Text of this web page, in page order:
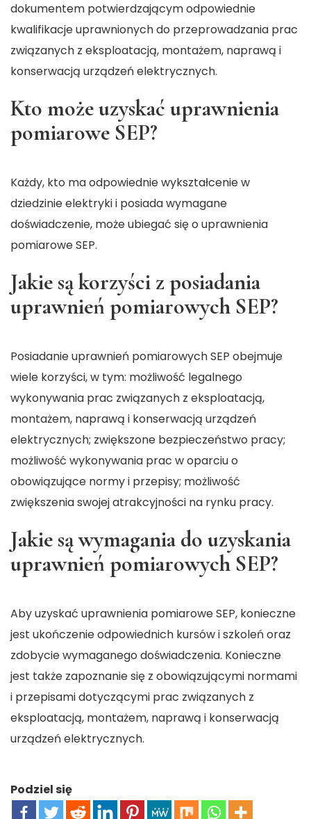
dokumentem potwierdzającym odpowiednie
kwalifikacje uprawnionych do przeprowadzania prac
związanych z eksploatacją, montażem, naprawą i
konserwacją urządzeń elektrycznych.
Kto może uzyskać uprawnienia
pomiarowe SEP?
Każdy, kto ma odpowiednie wykształcenie w
dziedzinie elektryki i posiada wymagane
doświadczenie, może ubiegać się o uprawnienia
pomiarowe SEP.
Jakie są korzyści z posiadania
uprawnień pomiarowych SEP?
Posiadanie uprawnień pomiarowych SEP obejmuje
wiele korzyści, w tym: możliwość legalnego
wykonywania prac związanych z eksploatacją,
montażem, naprawą i konserwacją urządzeń
elektrycznych; zwiększone bezpieczeństwo pracy;
możliwość wykonywania prac w oparciu o
obowiązujące normy i przepisy; możliwość
zwiększenia swojej atrakcyjności na rynku pracy.
Jakie są wymagania do uzyskania
uprawnień pomiarowych SEP?
Aby uzyskać uprawnienia pomiarowe SEP, konieczne
jest ukończenie odpowiednich kursów i szkoleń oraz
zdobycie wymaganego doświadczenia. Konieczne
jest także zapoznanie się z obowiązującymi normami
i przepisami dotyczącymi prac związanych z
eksploatacją, montażem, naprawą i konserwacją
urządzeń elektrycznych.
Podziel się